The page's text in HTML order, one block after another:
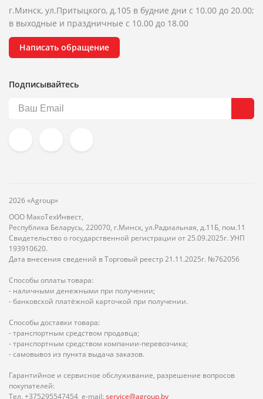
г.Минск, ул.Притыцкого, д.105 в будние дни с 10.00 до 20.00;
в выходные и праздничные с 10.00 до 18.00
Написать обращение
Подписывайтесь
2026 «Agroup»
ООО МакоТехИнвест,
Республика Беларусь, 220070, г.Минск, ул.Радиальная, д.11Б, пом.11
Свидетельство о государственной регистрации от 25.09.2025г. УНП
193910620.
Дата внесения сведений в Торговый реестр 21.11.2025г. №762056
Способы оплаты товара:
- наличными денежными при получении;
- банковской платёжной карточкой при получении.
Способы доставки товара:
- транспортным средством продавца;
- транспортным средством компании-перевозчика;
- самовывоз из пункта выдача заказов.
Гарантийное и сервисное обслуживание, разрешение вопросов
покупателей:
Тел. +375295547454 e-mail: service@agroup.by